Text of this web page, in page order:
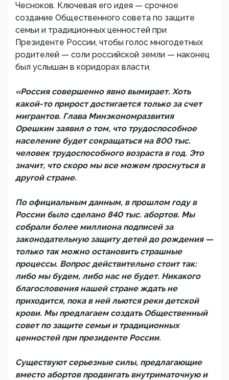
Чесноков. Ключевая его идея — срочное
создание Общественного совета по защите
семьи и традиционных ценностей при
Президенте России, чтобы голос многодетных
родителей — соли российской земли — наконец
был услышан в коридорах власти.
«Россия совершенно явно вымирает. Хоть
какой-то прирост достигается только за счет
мигрантов. Глава Минэкономразвития
Орешкин заявил о том, что трудоспособное
население будет сокращаться на 800 тыс.
человек трудоспособного возраста в год. Это
значит, что скоро мы все можем проснуться в
другой стране.
По официальным данным, в прошлом году в
России было сделано 840 тыс. абортов. Мы
собрали более миллиона подписей за
законодательную защиту детей до рождения —
только так можно остановить страшные
процессы. Вопрос действительно стоит так:
либо мы будем, либо нас не будет. Никакого
благословения нашей стране ждать не
приходится, пока в ней льются реки детской
крови. Мы предлагаем создать Общественный
совет по защите семьи и традиционных
ценностей при президенте России.
Существуют серьезные силы, предлагающие
вместо абортов продвигать внутриматочную и